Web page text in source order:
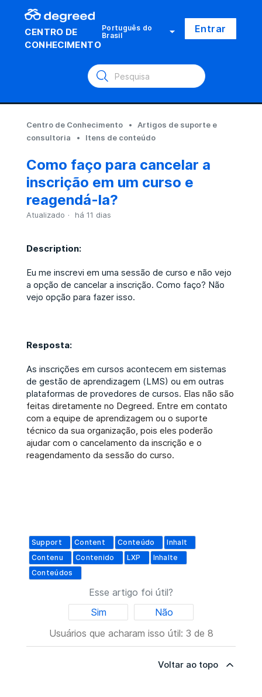
CENTRO DE
CONHECIMENTO
Português do
Brasil Entrar
Centro de Conhecimento
Artigos de suporte e
consultoria
Itens de conteúdo
Como faço para cancelar a
inscrição em um curso e
reagendá-la?
Atualizado há 11 dias
Description:
Eu me inscrevi em uma sessão de curso e não vejo
a opção de cancelar a inscrição. Como faço? Não
vejo opção para fazer isso.
Resposta:
As inscrições em cursos acontecem em sistemas
de gestão de aprendizagem (LMS) ou em outras
plataformas de provedores de cursos. Elas não são
feitas diretamente no Degreed. Entre em contato
com a equipe de aprendizagem ou o suporte
técnico da sua organização, pois eles poderão
ajudar com o cancelamento da inscrição e o
reagendamento da sessão do curso.
Support Content Conteúdo
Inhalt
Contenu
Contenido LXP
Inhalte
Conteúdos
Esse artigo foi útil?
Sim
Não
Usuários que acharam isso útil: 3 de 8
Voltar ao topo